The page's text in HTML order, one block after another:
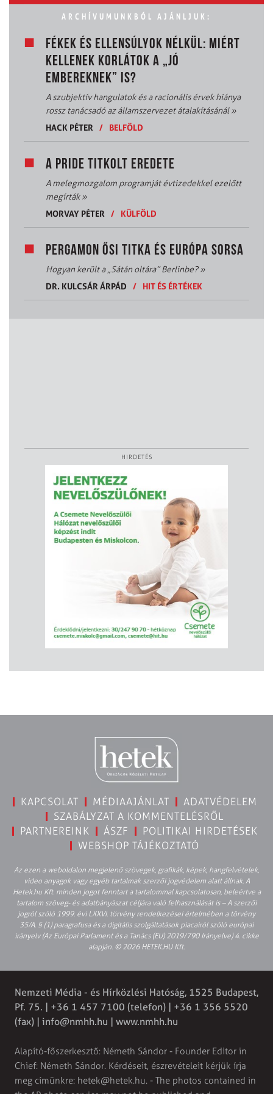
ARCHÍVUMUNKBÓL AJÁNLJUK:
FÉKEK ÉS ELLENSÚLYOK NÉLKÜL: MIÉRT
KELLENEK KORLÁTOK A „JÓ
EMBEREKNEK” IS?
A szubjektív hangulatok és a racionális érvek hiánya
rossz tanácsadó az államszervezet átalakításánál»
HACK PÉTER
/ BELFÖLD
A PRIDE TITKOLT EREDETE
A melegmozgalom programját évtizedekkel ezelőtt
megírták»
MORVAY PÉTER
/ KÜLFÖLD
PERGAMON ŐSI TITKA ÉS EURÓPA SORSA
Hogyan került a „Sátán oltára” Berlinbe?»
DR. KULCSÁR ÁRPÁD
/ HIT ÉS ÉRTÉKEK
HIRDETÉS
KAPCSOLAT MÉDIAAJÁNLAT
ADATVÉDELEM
SZABÁLYZAT A KOMMENTELÉSRŐL
PARTNEREINK
ÁSZF
POLITIKAI HIRDETÉSEK
WEBSHOP TÁJÉKOZTATÓ
Az ezen a weboldalon megjelenő szövegek, grafikák, képek, hangfelvételek,
video anyagok vagy egyéb tartalmak szerzői jogvédelem alatt állnak. A
Hetek.hu Kft. minden jogot fenntart a tartalommal kapcsolatosan, beleértve a
tartalom szöveg- és adatbányászat céljára való felhasználását is – A szerzői
jogról szóló 1999. évi LXXVI. törvény rendelkezései értelmében a törvény
35/A. § (1) paragrafusa és a digitális szolgáltatások piacairól szóló európai
irányelv (Az Európai Parlament és a Tanács (EU) 2019/790 Irányelve) 4. cikke
alapján. © 2026 HETEK.HU Kft.
Nemzeti Média - és Hírközlési Hatóság, 1525 Budapest,
Pf. 75. | +36 1 457 7100 (telefon) | +36 1 356 5520
(fax) | info@nmhh.hu | www.nmhh.hu
Alapító-főszerkesztő: Németh Sándor - Founder Editor in
Chief: Németh Sándor. Kérdéseit, észrevételeit kérjük írja
meg címünkre: hetek@hetek.hu. - The photos contained in